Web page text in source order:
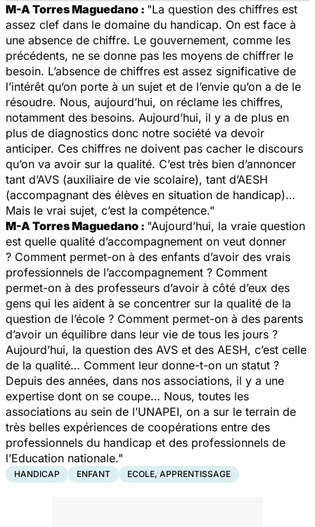
M-A Torres Maguedano : "La question des chiffres est
assez clef dans le domaine du handicap. On est face à
une absence de chiffre. Le gouvernement, comme les
précédents, ne se donne pas les moyens de chiffrer le
besoin. L’absence de chiffres est assez significative de
l’intérêt qu’on porte à un sujet et de l’envie qu’on a de le
résoudre. Nous, aujourd’hui, on réclame les chiffres,
notamment des besoins. Aujourd’hui, il y a de plus en
plus de diagnostics donc notre société va devoir
anticiper. Ces chiffres ne doivent pas cacher le discours
qu’on va avoir sur la qualité. C’est très bien d’annoncer
tant d’AVS (auxiliaire de vie scolaire), tant d’AESH
(accompagnant des élèves en situation de handicap)…
Mais le vrai sujet, c’est la compétence."
M-A Torres Maguedano : "Aujourd’hui, la vraie question
est quelle qualité d’accompagnement on veut donner
? Comment permet-on à des enfants d’avoir des vrais
professionnels de l’accompagnement ? Comment
permet-on à des professeurs d’avoir à côté d’eux des
gens qui les aident à se concentrer sur la qualité de la
question de l’école ? Comment permet-on à des parents
d’avoir un équilibre dans leur vie de tous les jours ?
Aujourd’hui, la question des AVS et des AESH, c’est celle
de la qualité… Comment leur donne-t-on un statut ?
Depuis des années, dans nos associations, il y a une
expertise dont on se coupe… Nous, toutes les
associations au sein de l’UNAPEI, on a sur le terrain de
très belles expériences de coopérations entre des
professionnels du handicap et des professionnels de
l’Education nationale."
HANDICAP ENFANT ECOLE, APPRENTISSAGE